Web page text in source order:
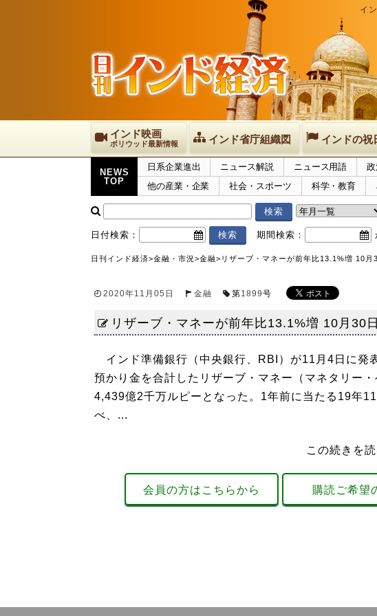
イ
インド映画
ボリウッド最新情報 インド省庁組織図 インドの祝
NEWS
TOP
日系企業進出 ニュース解説 ニュース用語
他の産業・企業
社会・スポーツ 科学・教育
日付検索： 期間検索：
日刊インド経済>金融・市況 >金融> リザーブ・マネーが前年比13.1%増 10月
2020年11月05日 金融 第1899号
リザーブ・マネーが前年比13.1%増 10月30
インド準備銀行（中央銀行、RBI）が11月4日に発
預かり金を合計したリザーブ・マネー（マネタリー
4,439億2千万ルピーとなった。1年前に当たる19年
べ、...
この続きを
会員の方はこちらから 購読ご希望